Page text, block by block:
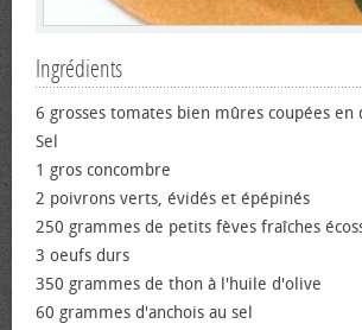
Ingrédients
6 grosses tomates bien mûres coupées en
Sel
1 gros concombre
2 poivrons verts, évidés et épépinés
250 grammes de petits fèves fraîches
3 œufs durs
350 grammes de thon à l'huile d'olive
60 grammes d'anchois au sel